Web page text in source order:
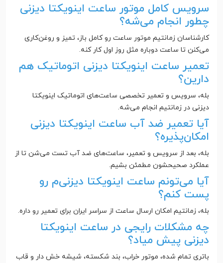
سرویس کامل موتور ساعت اینویکتا دیزنی
چطور انجام می‌شه؟
کارشناسان زمانتیم موتور ساعت رو کامل باز، تمیز و روغن‌کاری
می‌کنن تا ساعت دوباره مثل روز اول کار کنه.
تعمیر ساعت اینویکتا دیزنی اتوماتیک هم
دارین؟
بله، سرویس و تعمیر تخصصی ساعت‌های اتوماتیک اینویکتا
دیزنی در زمانتیم انجام می‌شه.
آیا تعمیر ضد آب ساعت اینویکتا دیزنی
امکان‌پذیره؟
بله، بعد از سرویس و تعمیر، ساعت‌های ضد آب تست می‌شن تا از
عملکرد صحیحشون مطمئن بشیم.
آیا می‌تونم ساعت اینویکتا دیزنی‌م رو
پست کنم؟
بله، زمانتیم امکان ارسال ساعت از سراسر ایران برای تعمیر رو داره.
چه مشکلات رایجی در ساعت اینویکتا
دیزنی پیش میاد؟
باتری تمام شده، موتور خراب، بند شکسته، شیشه خش دار و قاب